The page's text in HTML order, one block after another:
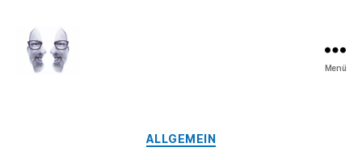
Menü
Kategorien
ALLGEMEIN